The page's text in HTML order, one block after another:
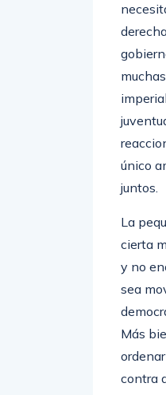
único
juntos.
La
cierta
y no
sea
Más
contra